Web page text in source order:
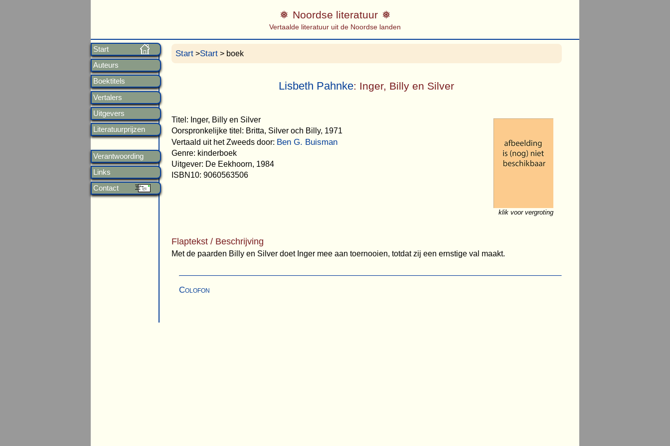
Start
Auteurs
Boektitels
Vertalers
Uitgevers
Literatuurprijzen
Verantwoording
Links
Contact
Noordse literatuur
Vertaalde literatuur uit de Noordse landen
Start >Start > boek
Lisbeth Pahnke: Inger, Billy en Silver
klik voor vergroting
Titel: Inger, Billy en Silver
Oorspronkelijke titel: Britta, Silver och Billy, 1971
Vertaald uit het Zweeds door: Ben G. Buisman
Genre: kinderboek
Uitgever: De Eekhoorn, 1984
ISBN10: 9060563506
Flaptekst / Beschrijving
Met de paarden Billy en Silver doet Inger mee aan toernooien, totdat zij een ernstige val maakt.
Colofon